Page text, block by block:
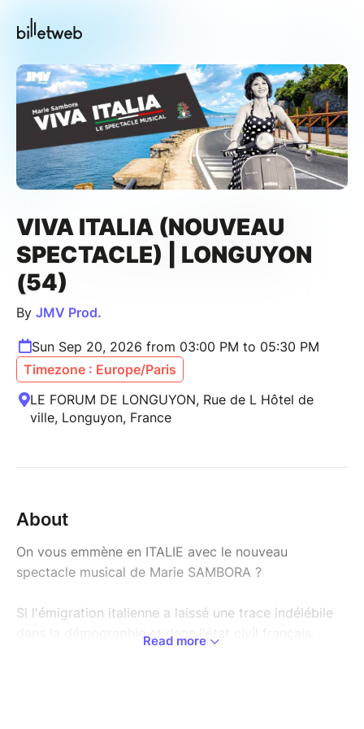
VIVA ITALIA (NOUVEAU
SPECTACLE) | LONGUYON
(54)
By JMV Prod.
Sun Sep 20, 2026 from 03:00 PM to 05:30 PM
Timezone : Europe/Paris
LE FORUM DE LONGUYON, Rue de L Hôtel de
ville, Longuyon, France
About
On vous emmène en ITALIE avec le nouveau
spectacle musical de Marie SAMBORA ?
Si l'émigration italienne a laissé une trace indélébile
dans la démographie et dans l'état civil français,
Read more